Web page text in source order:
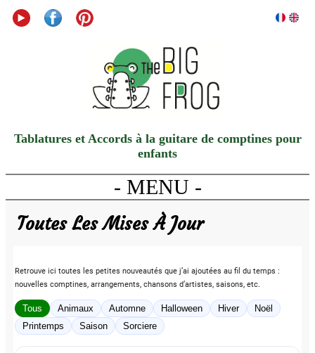
Tablatures et Accords à la guitare de comptines pour
enfants
- MENU -
Toutes Les Mises À Jour
Retrouve ici toutes les petites nouveautés que j’ai ajoutées au fil du temps :
nouvelles comptines, arrangements, chansons d’artistes, saisons, etc.
Tous Animaux Automne Halloween Hiver
Noël
Printemps
Saison Sorciere